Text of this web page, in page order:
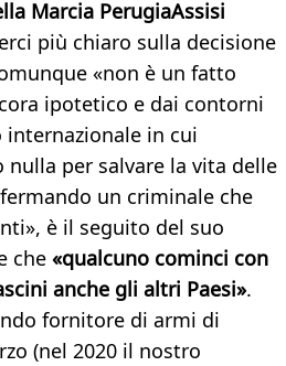
Marcia PerugiaAssisi
più chiaro sulla decisione
«non è un fatto
ipotetico e dai contorni
in cui
nulla per salvare la vita delle
un criminale che
è il seguito del suo
che «qualcuno cominci con
anche gli altri Paesi».
fornitore di armi di
(nel 2020 il nostro